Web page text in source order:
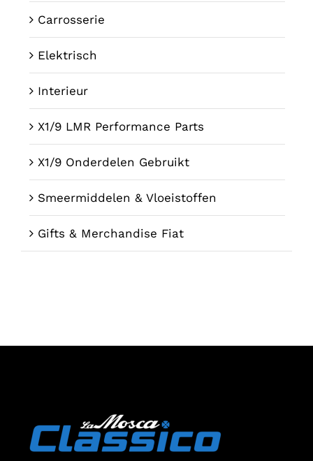
Carrosserie
Elektrisch
Interieur
X1/9 LMR Performance Parts
X1/9 Onderdelen Gebruikt
Smeermiddelen & Vloeistoffen
Gifts & Merchandise Fiat